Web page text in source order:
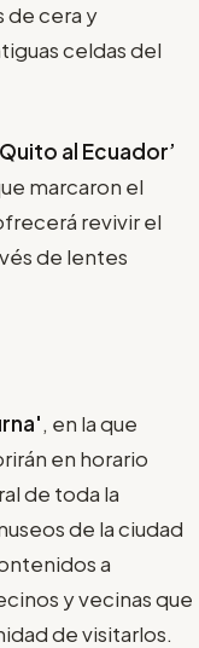
de cera y
celdas del
Quito al Ecuador’
marcaron el
revivir el
de lentes
, en la que
en horario
de toda la
de la ciudad
a
y vecinas que
de visitarlos.